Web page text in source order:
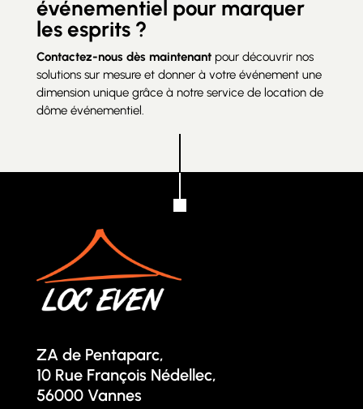
événementiel pour marquer
les esprits ?
Contactez-nous dès maintenantpour découvrir nos
solutions sur mesure et donner à votre événement une
dimension unique grâce à notre service de location de
dôme événementiel.
ZA de Pentaparc,
10 Rue François Nédellec,
56000 Vannes